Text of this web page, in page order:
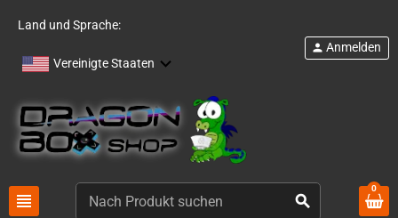
Land und Sprache:
Vereinigte Staaten
view_headline search
person Anmelden
0